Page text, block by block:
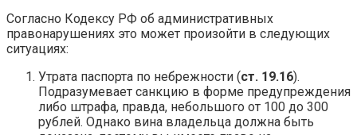
Согласно Кодексу РФ об административных
правонарушениях это может произойти в следующих
ситуациях:
Утрата паспорта по небрежности (ст. 19.16).
Подразумевает санкцию в форме предупреждения
либо штрафа, правда, небольшого от 100 до 300
рублей. Однако вина владельца должна быть